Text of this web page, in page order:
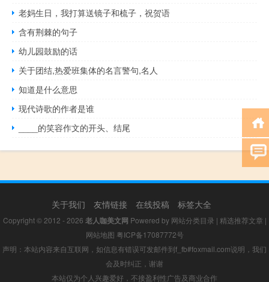
老妈生日，我打算送镜子和梳子，祝贺语
含有荆棘的句子
幼儿园鼓励的话
关于团结,热爱班集体的名言警句,名人
知道是什么意思
现代诗歌的作者是谁
____的笑容作文的开头、结尾
关于我们 友情链接 在线投稿 标签大全
Copyright © 2012 - 2026 老人咖美文网 Powered by 网站分类目录 | 精选推荐文章 |
网站地图 粤ICP备17087772号
声明：本站内容来自互联网，如信息有错误可发邮件到f_fb#foxmail.com说明，我们
会及时纠正，谢谢
本站仅为个人兴趣爱好，不接盈利性广告及商业合作